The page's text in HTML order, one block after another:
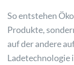
So entstehen
Produkte,
auf der andere
Ladetechnologie